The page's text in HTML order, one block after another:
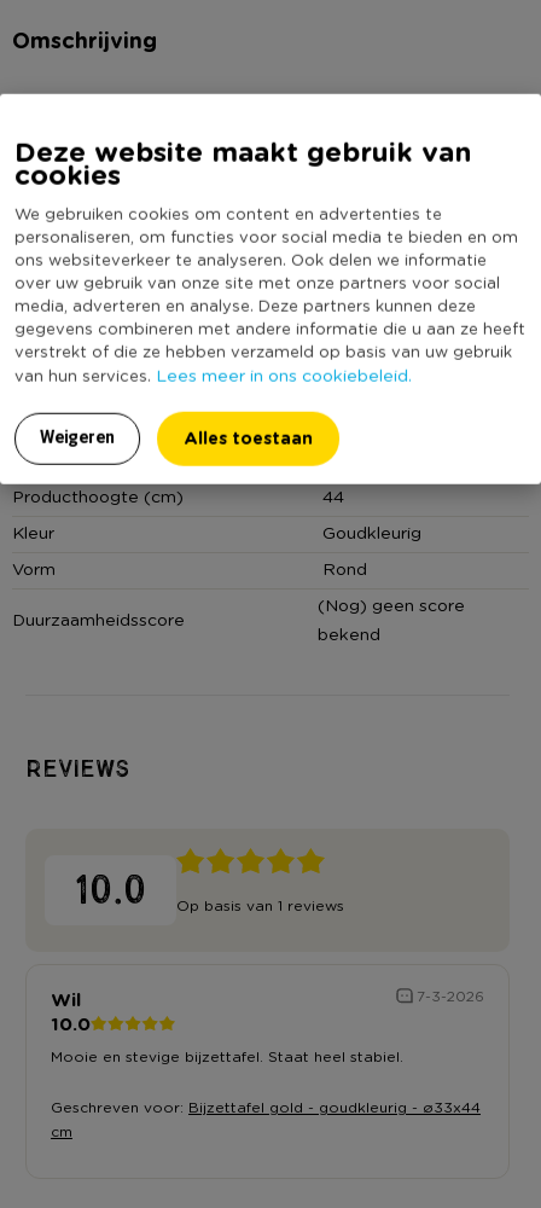
Deze website maakt gebruik van
cookies
We gebruiken cookies om content en advertenties te
personaliseren, om functies voor social media te bieden en om
ons websiteverkeer te analyseren. Ook delen we informatie
over uw gebruik van onze site met onze partners voor social
media, adverteren en analyse. Deze partners kunnen deze
gegevens combineren met andere informatie die u aan ze heeft
verstrekt of die ze hebben verzameld op basis van uw gebruik
van hun services. Lees meer in ons cookiebeleid.
Weigeren Alles toestaan
Omschrijving
Deze goudkleurige bijzettafel is een echte eyecatcher in elk
geeft deze tafel een moderne én glamoureuze uitstraling. Hij
is niet alleen prachtig om te zien, maar ook super functioneel:
gebruik ‘m als bijzettafel naast de bank, als nachtkastje of zelfs
als sokkel voor een plant of beeld. Gemaakt van stevig
keramiek met een glanzende metallic afwerking.
Materiaal
De bijzettafel is gemaakt van keramiek.
Afmetingen
De bijzettafel heeft een diameter van 33 cm en een hoogte
van 44 cm.
Maximaal draagvermogen
Het maximaal draagvermogen van deze bijzettafel is 20 kg.
Montage
Xenos B.V, Schutweg 8, 5145NP Waalwijk, Nederland
Specificaties
Artikelnummer
608791
Online Only
Ja
Materiaal
Keramiek
Maximaal draagvermogen (kg)
20
Diameter (cm)
33
Producthoogte (cm)
44
Kleur
Goudkleurig
Vorm
Rond
Duurzaamheidsscore
(Nog) geen score
bekend
Reviews
10.0 Op basis van 1 reviews
Wil 7-3-2026
10.0
Mooie en stevige bijzettafel. Staat heel stabiel.
Geschreven voor: Bijzettafel gold - goudkleurig - ø33x44
cm